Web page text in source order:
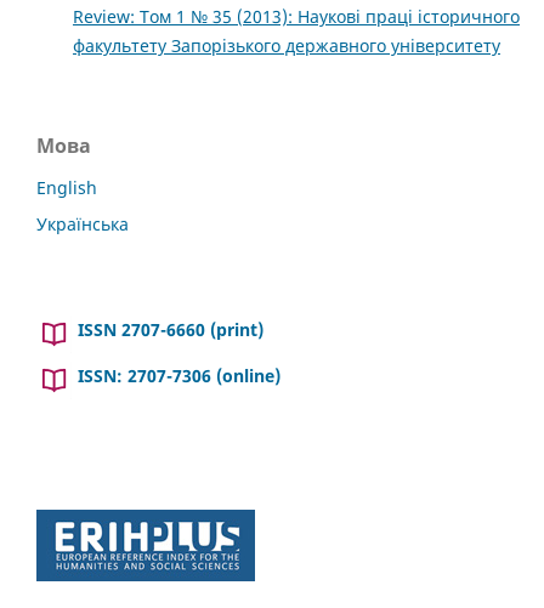
Review: Том 1 № 35 (2013): Наукові праці історичного
факультету Запорізького державного університету
Мова
English
Українська
ISSN 2707-6660 (print)
ISSN: 2707-7306 (online)